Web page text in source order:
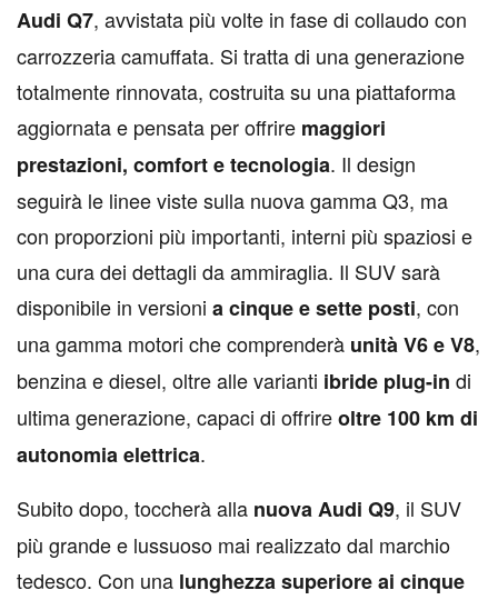
Audi Q7, avvistata più volte in fase di collaudo con
carrozzeria camuffata. Si tratta di una generazione
totalmente rinnovata, costruita su una piattaforma
aggiornata e pensata per offrire maggiori
prestazioni, comfort e tecnologia. Il design
seguirà le linee viste sulla nuova gamma Q3, ma
con proporzioni più importanti, interni più spaziosi e
una cura dei dettagli da ammiraglia. Il SUV sarà
disponibile in versioni a cinque e sette posti, con
una gamma motori che comprenderà unità V6 e V8,
benzina e diesel, oltre alle varianti ibride plug-in di
ultima generazione, capaci di offrireoltre 100 km di
autonomia elettrica.
Subito dopo, toccherà alla nuova Audi Q9, il SUV
più grande e lussuoso mai realizzato dal marchio
tedesco. Con una lunghezza superiore ai cinque